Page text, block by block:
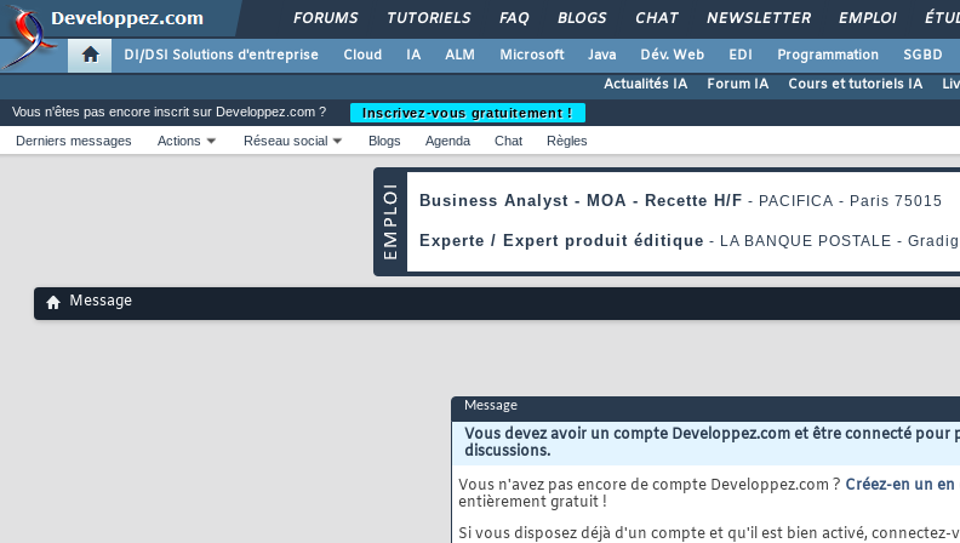
FORUMS TUTORIELS FAQ BLOGS CHAT NEWSLETTER EMPLOI
DI/DSI Solutions d'entreprise Cloud IA ALM Microsoft Java Dév. Web EDI Programmation SGBD
Actualités IA
Forum IA Cours et tutoriels IA
Vous n'êtes pas encore inscrit sur Developpez.com ?
Inscrivez-vous gratuitement !
Derniers messages
Actions Réseau social Blogs Agenda Chat Règles
Message
Message
Vous devez avoir un compte Developpez.com et être connecté
discussions.
Vous n'avez pas encore de compte Developpez.com ? Créez-en un
entièrement gratuit !
Si vous disposez déjà d'un compte et qu'il est bien activé, connectez-